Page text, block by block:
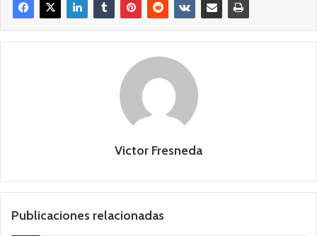
Victor Fresneda
Publicaciones relacionadas